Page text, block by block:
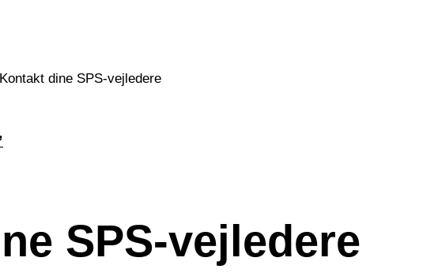
Kontakt dine SPS-vejledere
SPS-vejledere